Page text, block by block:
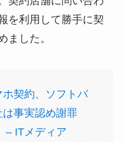
を利用して勝手に契
ました。
契約、ソフトバ
事実認め謝罪
– ITメディア